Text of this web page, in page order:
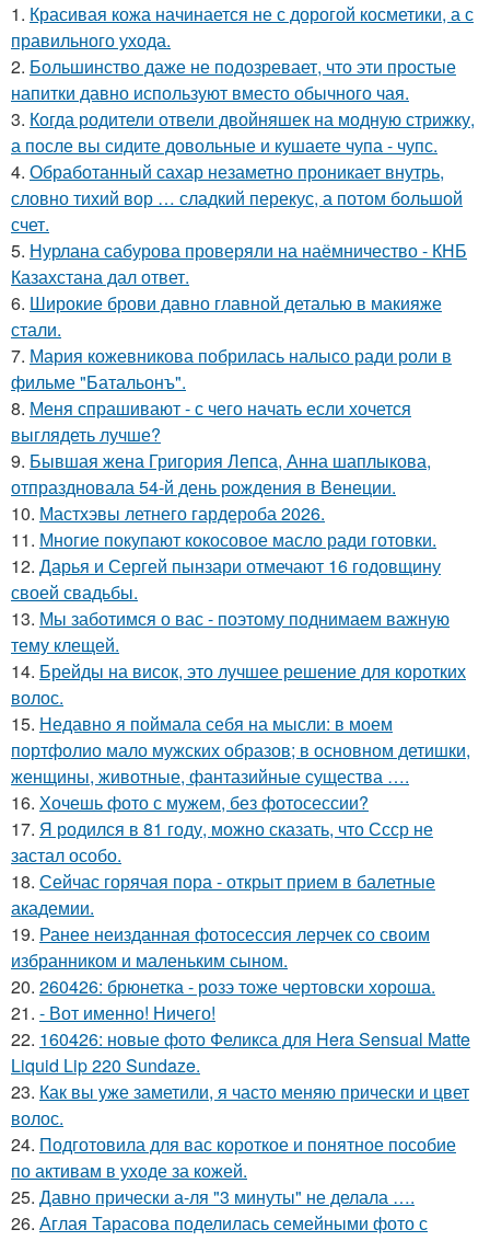
1. Красивая кожа начинается не с дорогой косметики, а с
правильного ухода.
2. Большинство даже не подозревает, что эти простые
напитки давно используют вместо обычного чая.
3. Когда родители отвели двойняшек на модную стрижку,
а после вы сидите довольные и кушаете чупа - чупс.
4. Обработанный сахар незаметно проникает внутрь,
словно тихий вор … сладкий перекус, а потом большой
счет.
5. Нурлана сабурова проверяли на наёмничество - КНБ
Казахстана дал ответ.
6. Широкие брови давно главной деталью в макияже
стали.
7. Мария кожевникова побрилась налысо ради роли в
фильме "Батальонъ".
8. Меня спрашивают - с чего начать если хочется
выглядеть лучше?
9. Бывшая жена Григория Лепса, Анна шаплыкова,
отпраздновала 54-й день рождения в Венеции.
10. Мастхэвы летнего гардероба 2026.
11. Многие покупают кокосовое масло ради готовки.
12. Дарья и Сергей пынзари отмечают 16 годовщину
своей свадьбы.
13. Мы заботимся о вас - поэтому поднимаем важную
тему клещей.
14. Брейды на висок, это лучшее решение для коротких
волос.
15. Недавно я поймала себя на мысли: в моем
портфолио мало мужских образов; в основном детишки,
женщины, животные, фантазийные существа ….
16. Хочешь фото с мужем, без фотосессии?
17. Я родился в 81 году, можно сказать, что Ссср не
застал особо.
18. Сейчас горячая пора - открыт прием в балетные
академии.
19. Ранее неизданная фотосессия лерчек со своим
избранником и маленьким сыном.
20. 260426: брюнетка - розэ тоже чертовски хороша.
21. - Вот именно! Ничего!
22. 160426: новые фото Феликса для Hera Sensual Matte
Liquid Lip 220 Sundaze.
23. Как вы уже заметили, я часто меняю прически и цвет
волос.
24. Подготовила для вас короткое и понятное пособие
по активам в уходе за кожей.
25. Давно прически а-ля "3 минуты" не делала ….
26. Аглая Тарасова поделилась семейными фото с